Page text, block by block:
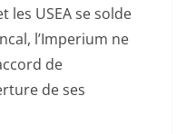
les USEA se solde
l’Imperium ne
de
de ses